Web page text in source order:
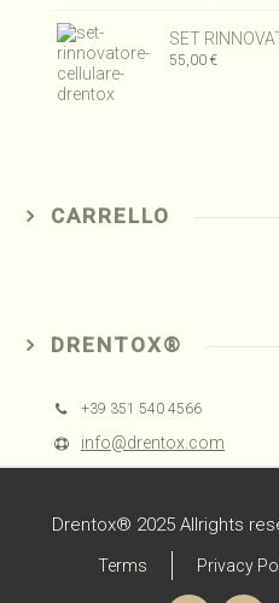
SET
55,00 €
CARRELLO
DRENTOX®
+39 351 540 4566
info@drentox.com
Drentox® 2025 Allrights
Terms Privacy